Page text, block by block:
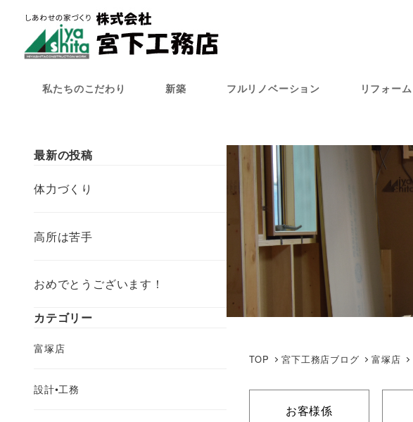
私たちのこだわり 新築 フルリノベーション リフォーム
TOP 宮下工務店ブログ 富塚店
お客様係
最新の投稿
体力づくり
高所は苦手
おめでとうございます！
カテゴリー
富塚店
設計•工務